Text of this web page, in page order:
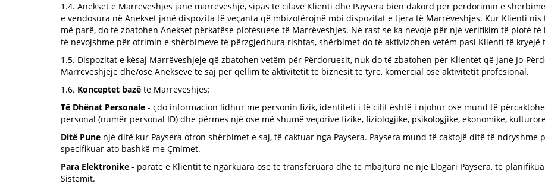
1.4. Anekset e Marrëveshjes janë marrëveshje, sipas të cilave Klienti dhe Paysera bien dakord për përdorimin e
e vendosura në Anekset janë dispozita të veçanta që mbizotërojnë mbi dispozitat e tjera të Marrëveshjes. Kur Klienti
më parë, do të zbatohen Anekset përkatëse plotësuese të Marrëveshjes. Në rast se ka nevojë për një verifikim të plotë
të nevojshme për ofrimin e shërbimeve të përzgjedhura rishtas, shërbimet do të aktivizohen vetëm pasi Klienti të kryejë
1.5. Dispozitat e kësaj Marrëveshjeje që zbatohen vetëm për Përdoruesit, nuk do të zbatohen për Klientët që janë Jo-
Marrëveshjeje dhe/ose Anekseve të saj për qëllim të aktivitetit të biznesit të tyre, komercial ose aktivitetit profesional.
1.6. Konceptet bazë të Marrëveshjes:
Të Dhënat Personale - çdo informacion lidhur me personin fizik, identiteti i të cilit është i njohur ose mund të
personal (numër personal ID) dhe përmes një ose më shumë veçorive fizike, fiziologjike, psikologjike, ekonomike,
Ditë Pune një ditë kur Paysera ofron shërbimet e saj, të caktuar nga Paysera. Paysera mund të caktojë ditë të
specifikuar ato bashkë me Çmimet.
Para Elektronike - paratë e Klientit të ngarkuara ose të transferuara dhe të mbajtura në një Llogari Paysera, të
Sistemit.